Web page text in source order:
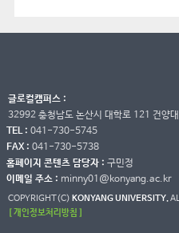
글로컬캠퍼스 :
32992 충청남도 논산시 대학로 121 건양
TEL : 041-730-5745
FAX : 041-730-5738
홈페이지 콘텐츠 담당자 : 구민정
이메일 주소 : minny01@konyang.ac.kr
COPYRIGHT(C) KONYANG UNIVERSITY.
[ 개인정보처리방침 ]